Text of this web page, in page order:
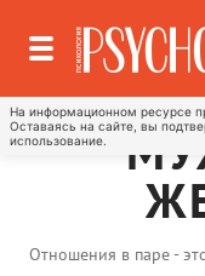
На информационном ресурсе
Оставаясь на сайте, вы
использование.
Отношения в паре -